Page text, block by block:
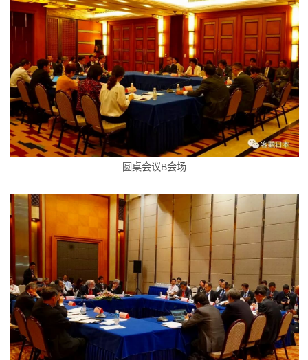
圆桌会议B会场